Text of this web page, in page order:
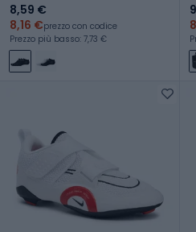
8,59 €
8,16 €prezzo con codice
Prezzo più basso: 7,73 €